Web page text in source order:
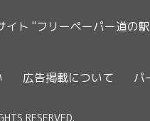
ト "フリーペーパー道の
広告掲載について パ
RESERVED.